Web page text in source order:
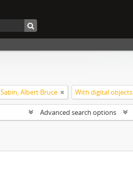
Sabin, Albert Bruce With digital objects
Advanced search options